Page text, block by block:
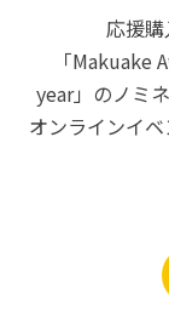
ー
シ
応援
「Makuake
year」のノミ
オンラインイ